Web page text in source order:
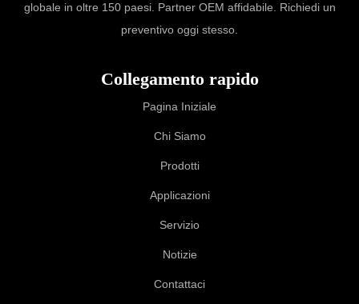
globale in oltre 150 paesi. Partner OEM affidabile. Richiedi un
preventivo oggi stesso.
Collegamento rapido
Pagina Iniziale
Chi Siamo
Prodotti
Applicazioni
Servizio
Notizie
Contattaci